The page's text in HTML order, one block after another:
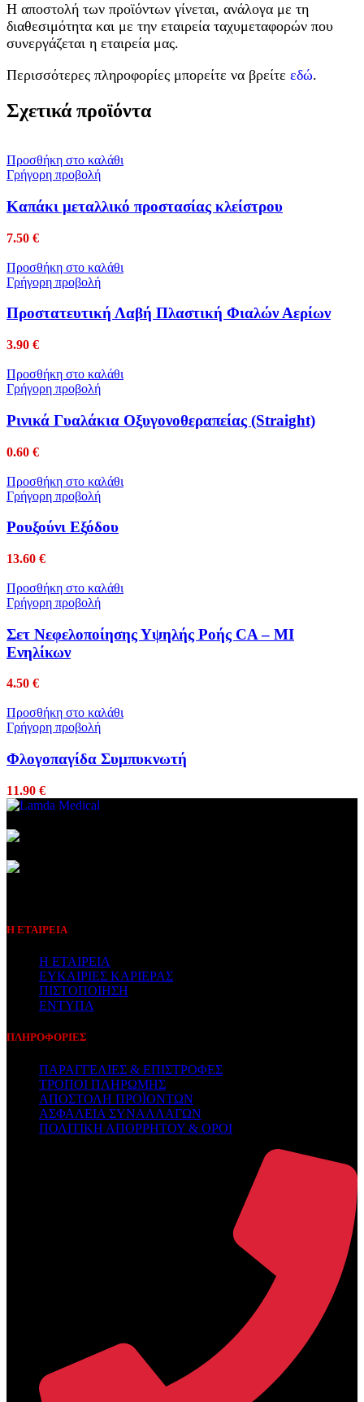
Η αποστολή των προϊόντων γίνεται, ανάλογα με τη
διαθεσιμότητα και με την εταιρεία ταχυμεταφορών που
συνεργάζεται η εταιρεία μας.
Περισσότερες πληροφορίες μπορείτε να βρείτε εδώ.
Σχετικά προϊόντα
Προσθήκη στο καλάθι
Γρήγορη προβολή
Καπάκι μεταλλικό προστασίας κλείστρου
7.50 €
Προσθήκη στο καλάθι
Γρήγορη προβολή
Προστατευτική Λαβή Πλαστική Φιαλών Αερίων
3.90 €
Προσθήκη στο καλάθι
Γρήγορη προβολή
Ρινικά Γυαλάκια Οξυγονοθεραπείας (Straight)
0.60 €
Προσθήκη στο καλάθι
Γρήγορη προβολή
Ρουξούνι Εξόδου
13.60 €
Προσθήκη στο καλάθι
Γρήγορη προβολή
Σετ Νεφελοποίησης Υψηλής Ροής CA – MI
Ενηλίκων
4.50 €
Προσθήκη στο καλάθι
Γρήγορη προβολή
Φλογοπαγίδα Συμπυκνωτή
11.90 €
Η ΕΤΑΙΡΕΙΑ
Η ΕΤΑΙΡΕΙΑ
ΕΥΚΑΙΡΙΕΣ ΚΑΡΙΕΡΑΣ
ΠΙΣΤΟΠΟΙΗΣΗ
ΕΝΤΥΠΑ
ΠΛΗΡΟΦΟΡΙΕΣ
ΠΑΡΑΓΓΕΛΙΕΣ & ΕΠΙΣΤΡΟΦΕΣ
ΤΡΟΠΟΙ ΠΛΗΡΩΜΗΣ
ΑΠΟΣΤΟΛΗ ΠΡΟΪΟΝΤΩΝ
ΑΣΦΑΛΕΙΑ ΣΥΝΑΛΛΑΓΩΝ
ΠΟΛΙΤΙΚΗ ΑΠΟΡΡΗΤΟΥ & ΟΡΟΙ